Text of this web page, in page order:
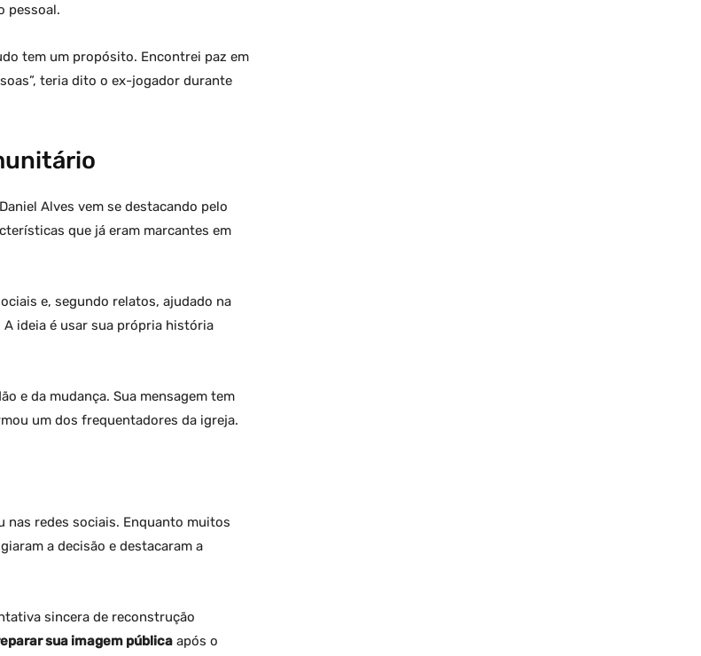
pessoal.
tem um propósito. Encontrei paz em
teria dito o ex-jogador durante
Alves vem se destacando pelo
que já eram marcantes em
e, segundo relatos, ajudado na
A ideia é usar sua própria história
e da mudança. Sua mensagem tem
um dos frequentadores da igreja.
nas redes sociais. Enquanto muitos
a decisão e destacaram a
sincera de reconstrução
sua imagem pública após o